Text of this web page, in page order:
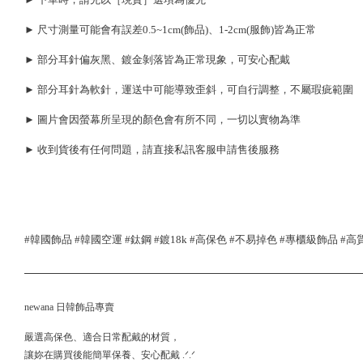
► 尺寸測量可能會有誤差0.5~1cm(飾品)、1-2cm(服飾)皆為正常
► 部分耳針偏灰黑、鍍金剝落皆為正常現象，可安心配戴
► 部分耳針為軟針，運送中可能導致歪斜，可自行調整，不屬瑕疵範圍
► 圖片會因螢幕所呈現的顏色會有所不同，一切以實物為準
► 收到貨後有任何問題，請直接私訊客服申請售後服務
#韓國飾品 #韓國空運 #鈦鋼 #鍍18k #高保色 #不易掉色 #專櫃級飾品 #高
newana 日韓飾品專賣
嚴選高保色、適合日常配戴的材質，
讓妳在購買後能簡單保養、安心配戴 .ᐟ.ᐟ